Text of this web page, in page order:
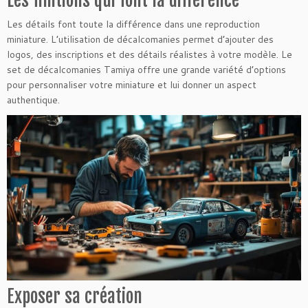
Les détails font toute la différence dans une reproduction
miniature. L’utilisation de décalcomanies permet d’ajouter des
logos, des inscriptions et des détails réalistes à votre modèle. Le
set de décalcomanies Tamiya offre une grande variété d’options
pour personnaliser votre miniature et lui donner un aspect
authentique.
Exposer sa création